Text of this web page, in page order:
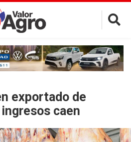
×
exportado de
caen